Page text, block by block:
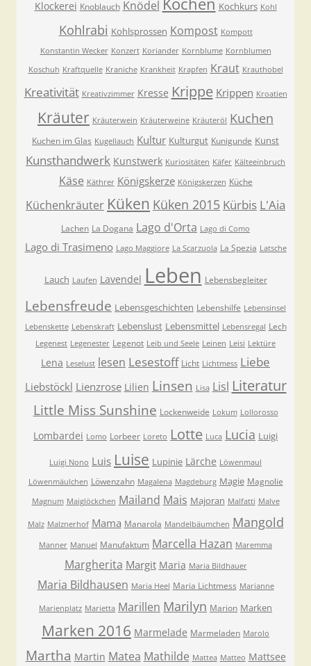
Klockerei Knoblauch Knödel Kochkurs Kohl
Kohlrabi Kohlsprossen Kompost Kompott
Konstantin Wecker Konzert Koriander Kornblume Kornblumen
Koschuh Kraftquelle Kraniche Krankheit Krapfen Kraut Krauthobel
Kreativität Kreativzimmer Kresse Krippe Krippen Kroatien
Kräuter Kräuterwein Kräuterweine Kräuteröl Kuchen
Kuchen im Glas Kugellauch Kultur Kulturgut Kunigunde Kunst
Kunsthandwerk Kunstwerk Kuriositäten Käfer Kälteeinbruch
Käse Käthrer Königskerze Königskerzen Küche
Küchenkräuter Küken Küken 2015 Kürbis L'Aia
Lachen La Dogana Lago d'Orta Lago di Como
Lago di Trasimeno Lago Maggiore La Scarzuola La Spezia Latsche
Lauch Laufen Lavendel Leben Lebensbegleiter
Lebensfreude Lebensgeschichten Lebenshilfe Lebensinsel
Lebenskette Lebenskraft Lebenslust Lebensmittel Lebensregal Lech
Legenest Legenester Legenot Leib und Seele Leinen Leisi Lektüre
Lena Leselust lesen Lesestoff Licht Lichtmess Liebe
Liebstöckl Lienzrose Lilien Linsen Lisa Lisl Literatur
Little Miss Sunshine Lockenweide Lokum Lollorosso
Lombardei Lomo Lorbeer Loreto Lotte Luca Lucia Luigi
Luigi Nono Luis Luise Lupinie Lärche Löwenmaul
Löwenmäulchen Löwenzahn Magalena Magdeburg Magie Magnolie
Magnum Maiglöckchen Mailand Mais Majoran Malfatti Malve
Malz Malznerhof Mama Manarola Mandelbäumchen Mangold
Manner Manuel Manufaktum Marcella Hazan Maremma
Margherita Margit Maria Maria Bildhauer
Maria Bildhausen Maria Heel Maria Lichtmess Marianne
Marienplatz Marietta Marillen Marilyn Marion Marken
Marken 2016 Marmelade Marmeladen Marolo
Martha Martin Matea Mathilde Mattea Matteo Mattsee